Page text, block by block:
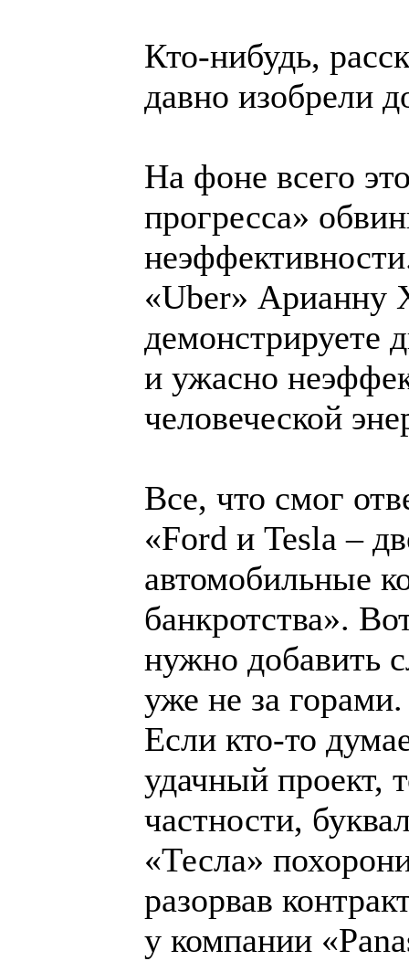
Кто-нибудь,
давно изобрели
На фоне всего
прогресса»
«Uber» Арианну
демонстрируете
и ужасно
человеческой
Все, что смог
«Ford и Tesla –
автомобильные
банкротства».
нужно добавить
уже не за горами.
Если кто-то
удачный проект,
частности,
«Тесла»
разорвав
у компании